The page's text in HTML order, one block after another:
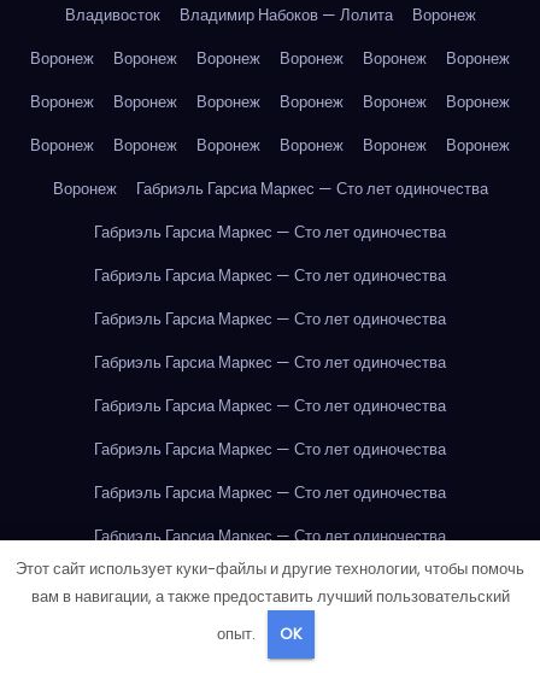
Владивосток
Владимир Набоков — Лолита
Воронеж
Воронеж
Воронеж Воронеж Воронеж Воронеж
Воронеж
Воронеж
Воронеж Воронеж Воронеж Воронеж
Воронеж
Воронеж
Воронеж Воронеж Воронеж Воронеж
Воронеж
Воронеж
Габриэль Гарсиа Маркес — Сто лет одиночества
Габриэль Гарсиа Маркес — Сто лет одиночества
Габриэль Гарсиа Маркес — Сто лет одиночества
Габриэль Гарсиа Маркес — Сто лет одиночества
Габриэль Гарсиа Маркес — Сто лет одиночества
Габриэль Гарсиа Маркес — Сто лет одиночества
Габриэль Гарсиа Маркес — Сто лет одиночества
Габриэль Гарсиа Маркес — Сто лет одиночества
Габриэль Гарсиа Маркес — Сто лет одиночества
Габриэль Гарсиа Маркес — Сто лет одиночества
Габриэль Гарсиа Маркес — Сто лет одиночества
Габриэль Гарсиа Маркес — Сто лет одиночества
Этот сайт использует куки-файлы и другие технологии, чтобы помочь
вам в навигации, а также предоставить лучший пользовательский
опыт.
OK